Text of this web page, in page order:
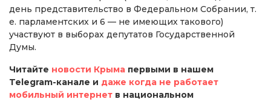
день представительство в Федеральном Собрании, т.
е. парламентских и 6 — не имеющих такового)
участвуют в выборах депутатов Государственной
Думы.
Читайте новости Крыма первыми в нашем
Telegram-канале и даже когда не работает
мобильный интернет в национальном